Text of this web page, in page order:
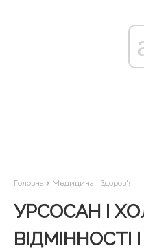
Головна Медицина І Здоров'я
УРСОСАН І